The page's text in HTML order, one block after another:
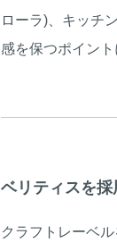
ローラ)、キッチ
感を保つポイント
ベリティスを
クラフトレーベ